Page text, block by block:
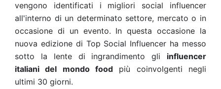
vengono identificati i migliori social influencer
all'interno di un determinato settore, mercato o in
occasione di un evento. In questa occasione la
nuova edizione di Top Social Influencer ha messo
sotto la lente di ingrandimento gli influencer
italiani del mondo food più coinvolgenti negli
ultimi 30 giorni.